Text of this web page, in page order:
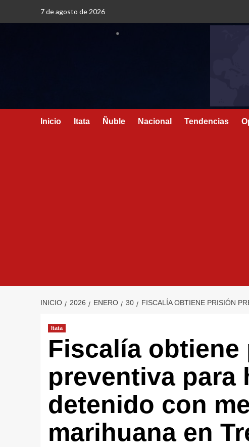
7 de agosto de 2026
Inicio Itata Ñuble Nacional Tendencias
INICIO 2026 ENERO 30 FISCALÍA OBTIENE PRISIÓN
Itata
Fiscalía obtiene
preventiva para
detenido con
marihuana en